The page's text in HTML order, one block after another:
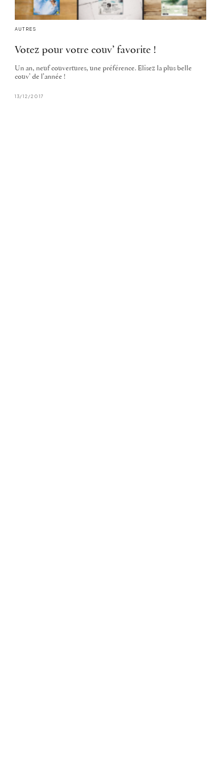
AUTRES
Votez pour votre couv’ favorite !
Un an, neuf couvertures, une préférence. Elisez la plus belle
couv' de l'année !
13/12/2017